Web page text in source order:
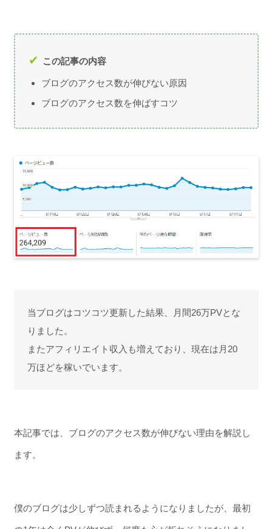
この記事の内容
ブログのアクセス数が伸びない原因
ブログのアクセス数を伸ばすコツ
当ブログはコツコツ更新した結果、月間26万PVとな
りました。
またアフィリエイト収入も増えており、現在は月20
万ほどを稼いでいます。
本記事では、ブログのアクセス数が伸びない理由を解説し
ます。
僕のブログは少しずつ読まれるようになりましたが、最初